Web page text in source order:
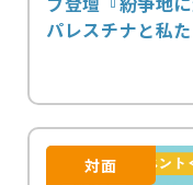
パレスチナと私た
対面